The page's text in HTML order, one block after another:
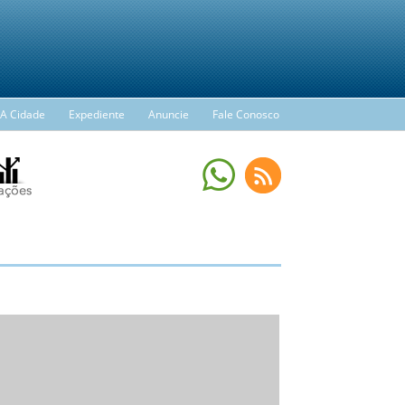
A Cidade Expediente Anuncie Fale Conosco